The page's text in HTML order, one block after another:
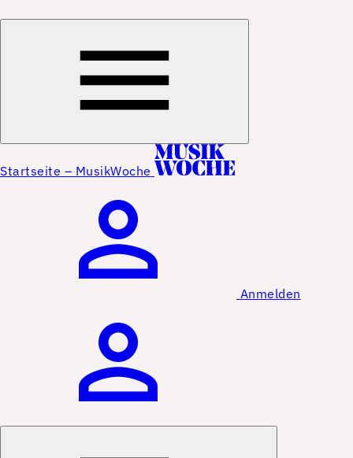
Startseite – MusikWoche
Anmelden